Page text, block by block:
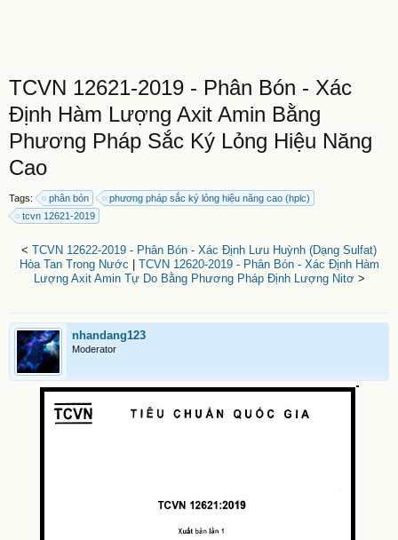
TCVN 12621-2019 - Phân Bón - Xác
Định Hàm Lượng Axit Amin Bằng
Phương Pháp Sắc Ký Lỏng Hiệu Năng
Cao
Tags: phân bón
phương pháp sắc ký lỏng hiệu năng cao (hplc)
tcvn 12621-2019
< TCVN 12622-2019 - Phân Bón - Xác Định Lưu Huỳnh (Dạng Sulfat)
Hòa Tan Trong Nước
TCVN 12620-2019 - Phân Bón - Xác Định Hàm
Lượng Axit Amin Tự Do Bằng Phương Pháp Định Lượng Nitơ>
nhandang123
Moderator